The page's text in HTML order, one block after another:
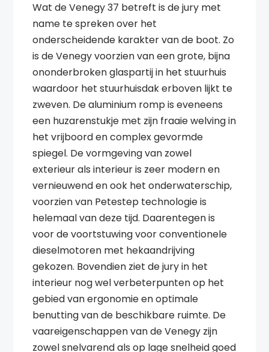
Wat de Venegy 37 betreft is de jury met
name te spreken over het
onderscheidende karakter van de boot. Zo
is de Venegy voorzien van een grote, bijna
ononderbroken glaspartij in het stuurhuis
waardoor het stuurhuisdak erboven lijkt te
zweven. De aluminium romp is eveneens
een huzarenstukje met zijn fraaie welving in
het vrijboord en complex gevormde
spiegel. De vormgeving van zowel
exterieur als interieur is zeer modern en
vernieuwend en ook het onderwaterschip,
voorzien van Petestep technologie is
helemaal van deze tijd. Daarentegen is
voor de voortstuwing voor conventionele
dieselmotoren met hekaandrijving
gekozen. Bovendien ziet de jury in het
interieur nog wel verbeterpunten op het
gebied van ergonomie en optimale
benutting van de beschikbare ruimte. De
vaareigenschappen van de Venegy zijn
zowel snelvarend als op lage snelheid goed